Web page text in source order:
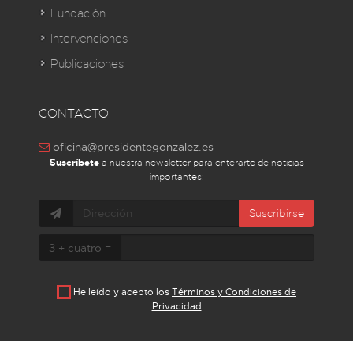
Fundación
Intervenciones
Publicaciones
CONTACTO
oficina@presidentegonzalez.es
Suscríbetea nuestra newsletter para enterarte de noticias
importantes:
Suscribirse
3 + cuatro =
He leído y acepto losTérminos y Condiciones de
Privacidad